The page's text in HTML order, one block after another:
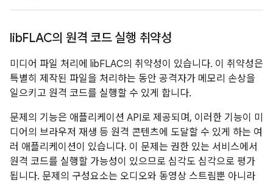
libFLAC의 원격 코드 실행 취약성
미디어 파일 처리에 libFLAC의 취약성이 있습니다. 이 취약성은
특별히 제작된 파일을 처리하는 동안 공격자가 메모리 손상을
일으키고 원격 코드를 실행할 수 있게 합니다.
문제의 기능은 애플리케이션 API로 제공되며, 이러한 기능이 미
디어의 브라우저 재생 등 원격 콘텐츠에 도달할 수 있게 하는 여
러 애플리케이션이 있습니다. 이 문제는 권한 있는 서비스에서
원격 코드를 실행할 가능성이 있으므로 심각도 심각으로 평가
됩니다. 문제의 구성요소는 오디오와 동영상 스트림뿐 아니라